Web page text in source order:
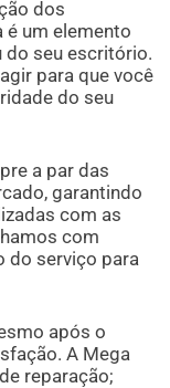
dos
é um elemento
do seu escritório.
para que você
do seu
a par das
garantindo
com as
com
do serviço para
após o
A Mega
reparação;